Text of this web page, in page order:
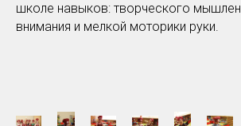
школе навыков: творческого
внимания и мелкой моторики руки.